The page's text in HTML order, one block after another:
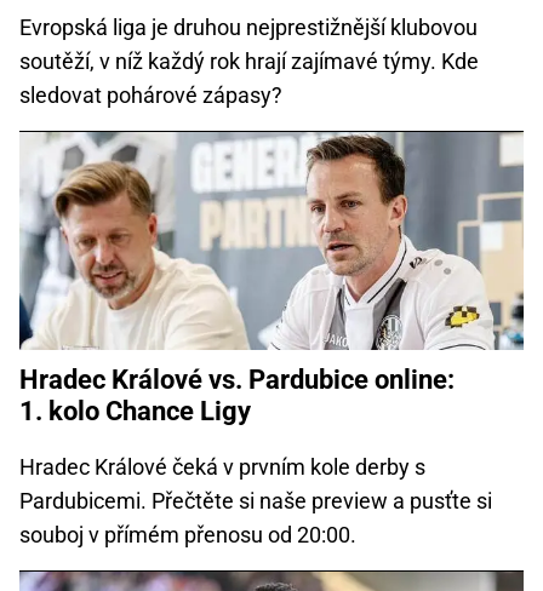
Evropská liga je druhou nejprestižnější klubovou
soutěží, v níž každý rok hrají zajímavé týmy. Kde
sledovat pohárové zápasy?
Hradec Králové vs. Pardubice online:
1. kolo Chance Ligy
Hradec Králové čeká v prvním kole derby s
Pardubicemi. Přečtěte si naše preview a pusťte si
souboj v přímém přenosu od 20:00.